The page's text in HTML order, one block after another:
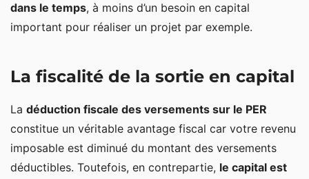
dans le temps, à moins d’un besoin en capital
important pour réaliser un projet par exemple.
La fiscalité de la sortie en capital
La déduction fiscale des versements sur le PER
constitue un véritable avantage fiscal car votre revenu
imposable est diminué du montant des versements
déductibles. Toutefois, en contrepartie, le capital est